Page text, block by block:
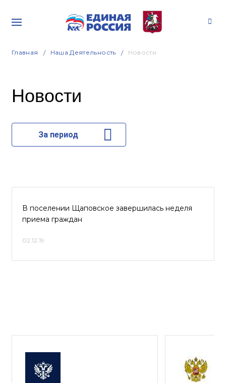
Главная Наша Деятельность Новости
Новости
За период
В поселении Щаповское завершилась неделя
приема граждан
02.12.19